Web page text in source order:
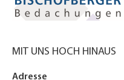
MIT UNS HOCH HINAUS
Adresse